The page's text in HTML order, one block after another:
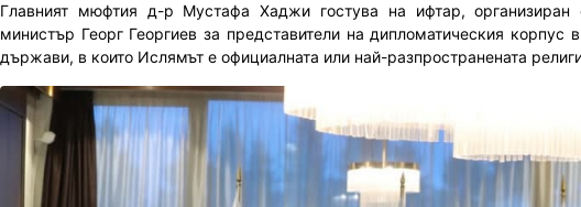
Главният мюфтия д-р Мустафа Хаджи гостува на ифтар, организиран
министър Георг Георгиев за представители на дипломатическия корпус
държави, в които Ислямът е официалната или най-разпространената